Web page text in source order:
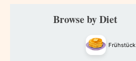
Primary
SidebarBrowse by Diet
Frühstück